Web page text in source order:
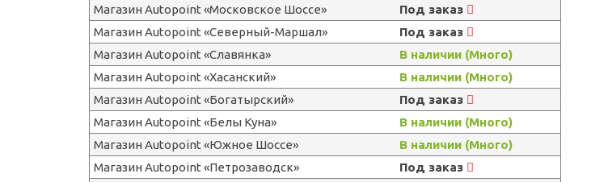
Магазин Autopoint «Московское Шоссе»
Под заказ
Магазин Autopoint «Северный-Маршал»
Под заказ
Магазин Autopoint «Славянка»
В наличии (Много)
Магазин Autopoint «Хасанский»
В наличии (Много)
Магазин Autopoint «Богатырский»
Под заказ
Магазин Autopoint «Белы Куна»
В наличии (Много)
Магазин Autopoint «Южное Шоссе»
В наличии (Много)
Магазин Autopoint «Петрозаводск»
Под заказ